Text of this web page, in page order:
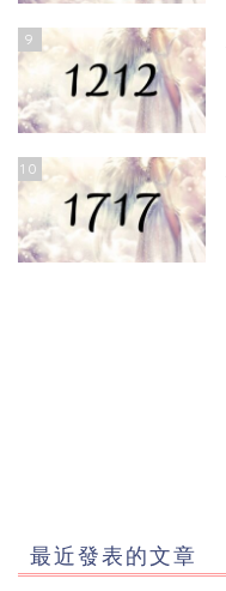
9
10
最近發表的文章